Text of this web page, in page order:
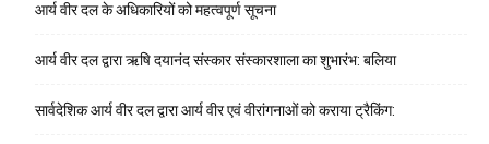
आर्य वीर दल के अधिकारियों को महत्वपूर्ण सूचना
आर्य वीर दल द्वारा ऋषि दयानंद संस्कार संस्कारशाला का शुभारंभ: बलिया
सार्वदेशिक आर्य वीर दल द्वारा आर्य वीर एवं वीरांगनाओं को कराया ट्रैकिंग: